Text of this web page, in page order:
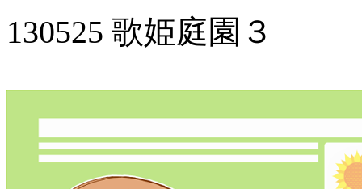
130525 歌姫庭園３